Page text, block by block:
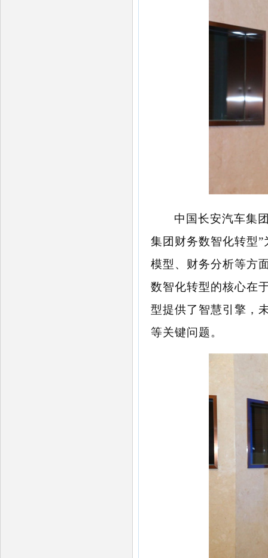
中国长安汽车集
集团财务数智化转型
模型、财务分析等方
数智化转型的核心在
型提供了智慧引擎，
等关键问题。